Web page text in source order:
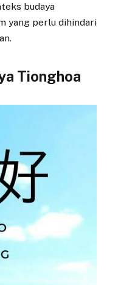
budaya
yang perlu dihindari
Tionghoa